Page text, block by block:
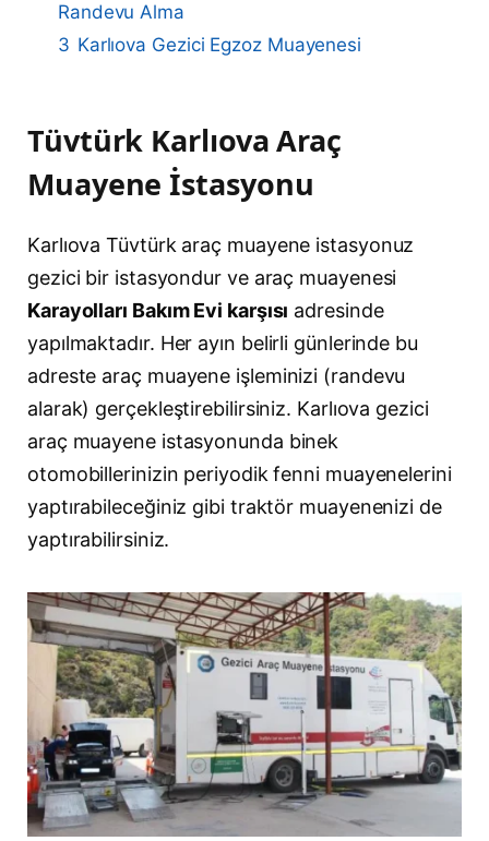
Randevu Alma
3 Karlıova Gezici Egzoz Muayenesi
Tüvtürk Karlıova Araç
Muayene İstasyonu
Karlıova Tüvtürk araç muayene istasyonuz
gezici bir istasyondur ve araç muayenesi
Karayolları Bakım Evi karşısı adresinde
yapılmaktadır. Her ayın belirli günlerinde bu
adreste araç muayene işleminizi (randevu
alarak) gerçekleştirebilirsiniz. Karlıova gezici
araç muayene istasyonunda binek
otomobillerinizin periyodik fenni muayenelerini
yaptırabileceğiniz gibi traktör muayenenizi de
yaptırabilirsiniz.